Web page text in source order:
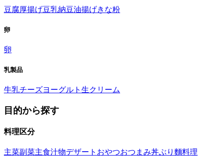
豆腐厚揚げ豆乳納豆油揚げきな粉
卵
卵
乳製品
牛乳チーズヨーグルト 生クリーム
目的から探す
料理区分
主菜副菜主食汁物デザート おやつおつまみ丼ぶり 麵料理